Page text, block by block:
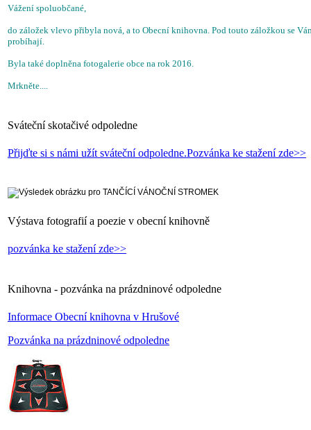
Vážení spoluobčané,
do záložek vlevo přibyla nová, a to Obecní knihovna. Pod touto záložkou se
probíhají.
Byla také doplněna fotogalerie obce na rok 2016.
Mrkněte....
Sváteční skotačivé odpoledne
Přijďte si s námi užít sváteční odpoledne.Pozvánka ke stažení zde>>
Výstava fotografií a poezie v obecní knihovně
pozvánka ke stažení zde>>
Knihovna - pozvánka na prázdninové odpoledne
Informace Obecní knihovna v Hrušové
Pozvánka na prázdninové odpoledne